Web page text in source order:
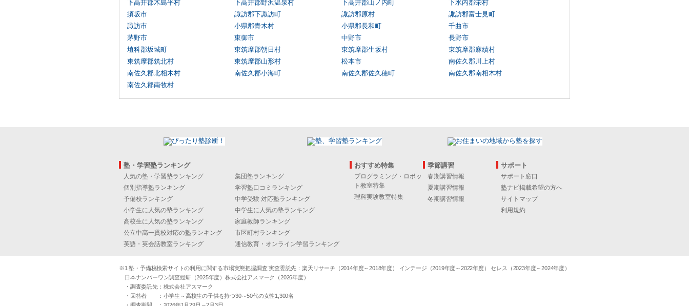
下高井郡木島平村
下高井郡野沢温泉村 下高井郡山ノ内町
下水内郡栄村
須坂市
諏訪郡下諏訪町 諏訪郡原村
諏訪郡富士見町
諏訪市
小県郡青木村 小県郡長和町
千曲市
茅野市
東御市 中野市
長野市
埴科郡坂城町
東筑摩郡朝日村 東筑摩郡生坂村
東筑摩郡麻績村
東筑摩郡筑北村
東筑摩郡山形村 松本市
南佐久郡川上村
南佐久郡北相木村
南佐久郡小海町 南佐久郡佐久穂町
南佐久郡南相木村
南佐久郡南牧村
塾・学習塾ランキング
人気の塾・学習塾ランキング
集団塾ランキング
個別指導塾ランキング
学習塾口コミランキング
予備校ランキング
中学受験 対応塾ランキング
小学生に人気の塾ランキング
中学生に人気の塾ランキング
高校生に人気の塾ランキング
家庭教師ランキング
公立中高一貫校対応の塾ランキング
市区町村ランキング
英語・英会話教室ランキング
通信教育・オンライン学習ランキング
おすすめ特集
プログラミング・ロボッ
ト教室特集
理科実験教室特集
季節講習
春期講習情報
夏期講習情報
冬期講習情報
サポート
サポート窓口
塾ナビ掲載希望の方へ
サイトマップ
利用規約
※1 塾・予備校検索サイトの利用に関する市場実態把握調査 実査委託先：楽天リサーチ（2014年度～2018年度） インテージ（2019年度～2022年度） セレス（2023年度～2024年度）
日本ナンバーワン調査総研（2025年度）株式会社アスマーク（2026年度）
・調査委託先：株式会社アスマーク
・回答者 ：小学生～高校生の子供を持つ30～50代の女性1,300名